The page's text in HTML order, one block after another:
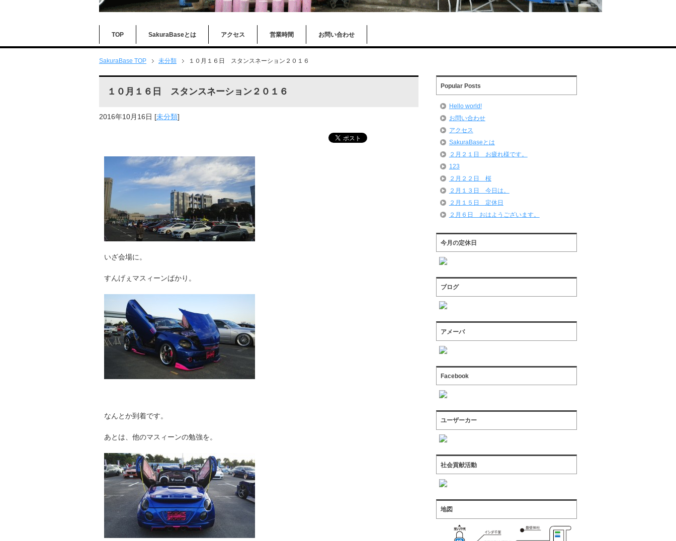
TOP SakuraBaseとは アクセス 営業時間 お問い合わせ
SakuraBase TOP 未分類 １０月１６日 スタンスネーション２０１６
１０月１６日 スタンスネーション２０１６
2016年10月16日 [未分類]
いざ会場に。
すんげぇマスィーンばかり。
なんとか到着です。
あとは、他のマスィーンの勉強を。
Popular Posts
Hello world!
お問い合わせ
アクセス
SakuraBaseとは
２月２１日 お疲れ様です。
123
２月２２日 桜
２月１３日 今日は。
２月１５日 定休日
２月６日 おはようございます。
今月の定休日
ブログ
アメーバ
Facebook
ユーザーカー
社会貢献活動
地図